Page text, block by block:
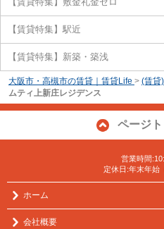
【賃貸特集】駅近
【賃貸特集】新築・築浅
大阪市・高槻市の賃貸｜賃貸Life > (賃貸
ムティ上新庄レジデンス
ページ
営業時間
定休日:年末年始
ホーム
会社概要